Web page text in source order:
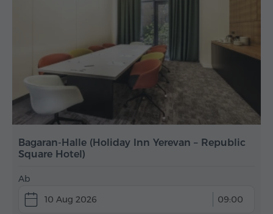
Bagaran-Halle (Holiday Inn Yerevan – Republic
Square Hotel)
Ab
10 Aug 2026
09:00